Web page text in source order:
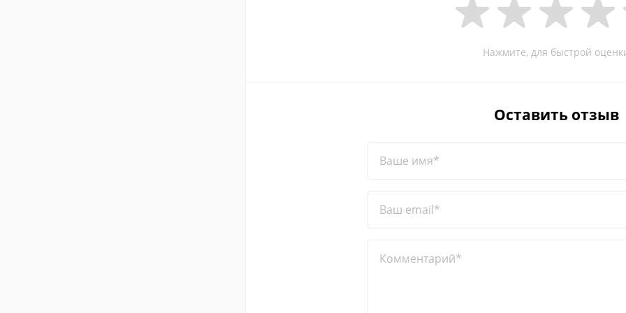
Нажмите, для быстрой
Оставить отзыв
Ваше имя*
Ваш email*
Комментарий*